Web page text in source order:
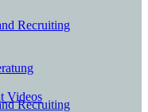
Recruiting
Videos
Recruiting